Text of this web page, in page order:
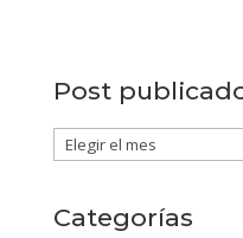
Post
Post
por
Categorías